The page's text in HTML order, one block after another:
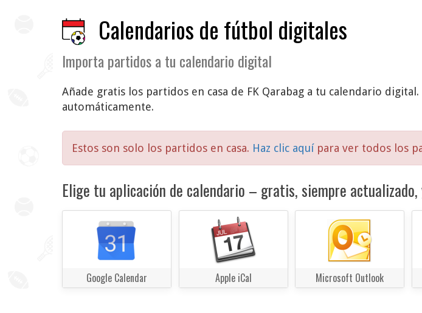
Calendarios de fútbol digitales
Importa partidos a tu calendario digital
Añade gratis los partidos en casa de FK Qarabag a tu calendario
automáticamente.
Estos son solo los partidos en casa. Haz clic aquí para ver todos los
Elige tu aplicación de calendario – gratis, siempre
Google Calendar Apple iCal Microsoft Outlook